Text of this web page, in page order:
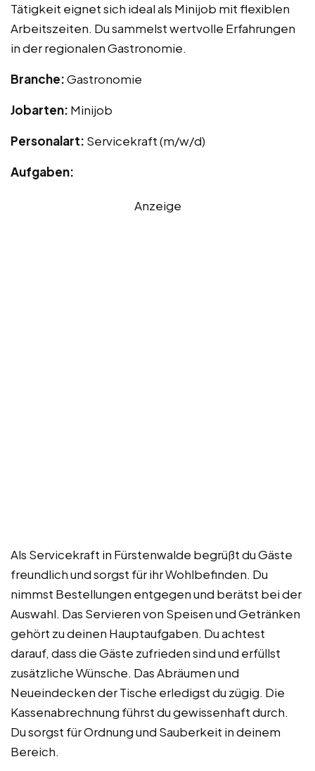
Tätigkeit eignet sich ideal als Minijob mit flexiblen
Arbeitszeiten. Du sammelst wertvolle Erfahrungen
in der regionalen Gastronomie.
Branche:Gastronomie
Jobarten: Minijob
Personalart: Servicekraft (m/w/d)
Aufgaben:
Anzeige
Als Servicekraft in Fürstenwalde begrüßt du Gäste
freundlich und sorgst für ihr Wohlbefinden. Du
nimmst Bestellungen entgegen und berätst bei der
Auswahl. Das Servieren von Speisen und Getränken
gehört zu deinen Hauptaufgaben. Du achtest
darauf, dass die Gäste zufrieden sind und erfüllst
zusätzliche Wünsche. Das Abräumen und
Neueindecken der Tische erledigst du zügig. Die
Kassenabrechnung führst du gewissenhaft durch.
Du sorgst für Ordnung und Sauberkeit in deinem
Bereich.